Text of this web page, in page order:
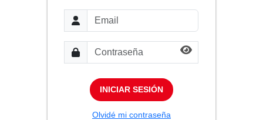
INICIAR SESIÓN
Olvidé mi contraseña